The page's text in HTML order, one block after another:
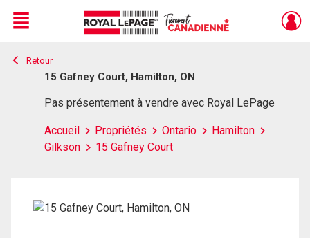
Live
En Direct
Menu
Retour
15 Gafney Court, Hamilton, ON
Pas présentement à vendre avec Royal LePage
Accueil Propriétés Ontario
Hamilton
Gilkson
15 Gafney Court